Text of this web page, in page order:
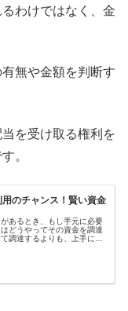
わけではなく、金
無や金額を判断す
を受け取る権利を
。
のチャンス！賢い資金
あるとき、もし手元に必要
どうやってその資金を調達
調達するよりも、上手にフ